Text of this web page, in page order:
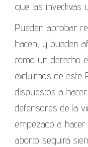
que las invectivas
Pueden aprobar
hacen, y pueden
como un derecho
excluirnos de este
dispuestos a
defensores de la
empezado a
aborto seguirá